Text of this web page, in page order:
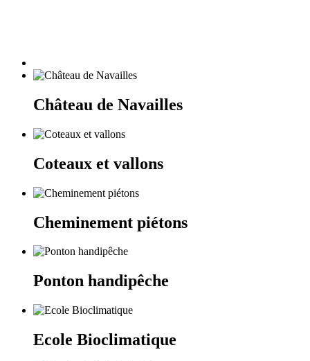
Château de Navailles
Coteaux et vallons
Cheminement piétons
Ponton handipêche
Ecole Bioclimatique